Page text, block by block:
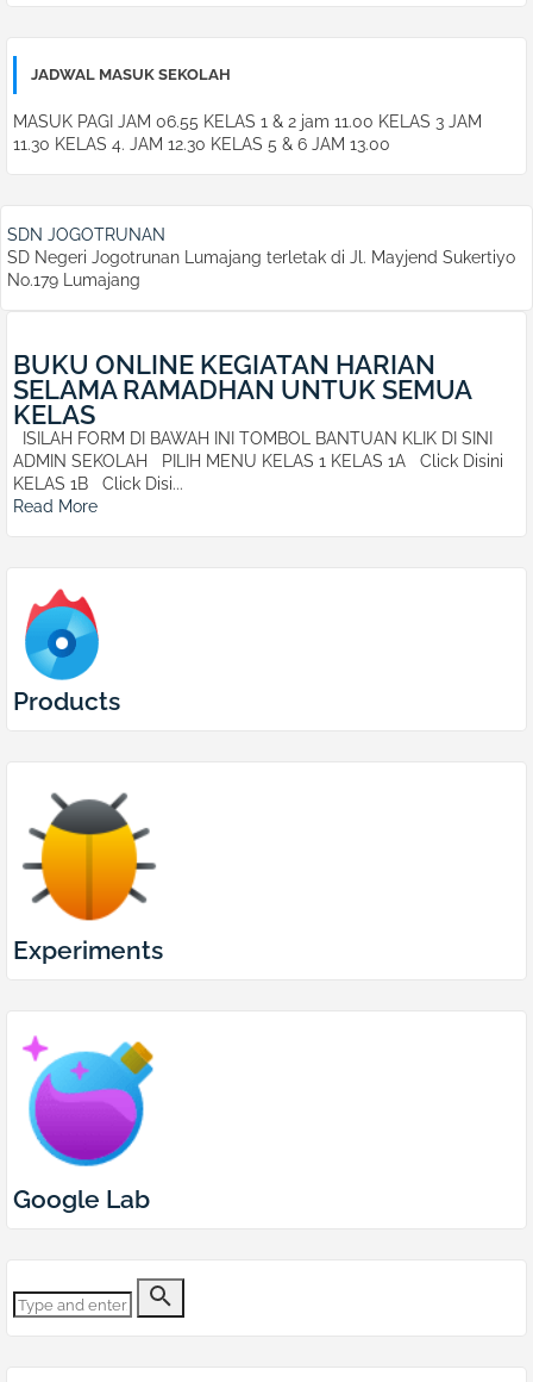
JADWAL MASUK SEKOLAH
MASUK PAGI JAM 06.55 KELAS 1 & 2 jam 11.00 KELAS 3 JAM
11.30 KELAS 4. JAM 12.30 KELAS 5 & 6 JAM 13.00
SDN JOGOTRUNAN
SD Negeri Jogotrunan Lumajang terletak di Jl. Mayjend Sukertiyo
No.179 Lumajang
BUKU ONLINE KEGIATAN HARIAN
SELAMA RAMADHAN UNTUK SEMUA
KELAS
ISILAH FORM DI BAWAH INI TOMBOL BANTUAN KLIK DI SINI
ADMIN SEKOLAH PILIH MENU KELAS 1 KELAS 1A Click Disini
KELAS 1B Click Disi...
Read More
Products
Experiments
Google Lab